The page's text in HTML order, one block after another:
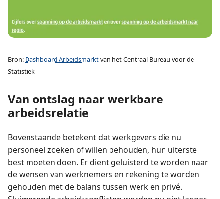
Bron: Dashboard Arbeidsmarktvan het Centraal Bureau voor de
Statistiek
Van ontslag naar werkbare
arbeidsrelatie
Bovenstaande betekent dat werkgevers die nu
personeel zoeken of willen behouden, hun uiterste
best moeten doen. Er dient geluisterd te worden naar
de wensen van werknemers en rekening te worden
gehouden met de balans tussen werk en privé.